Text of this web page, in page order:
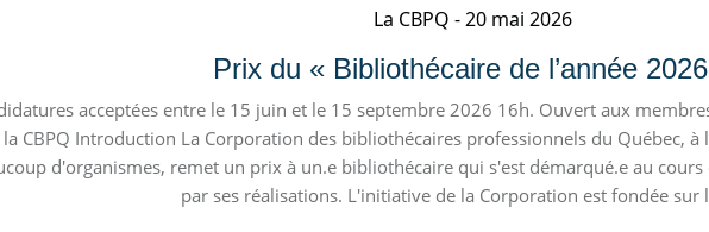
La CBPQ
20 mai 2026
Prix du « Bibliothécaire de l’année
acceptées entre le 15 juin et le 15 septembre 2026 16h. Ouvert aux
la CBPQ Introduction La Corporation des bibliothécaires professionnels du Québec, à
d'organismes, remet un prix à un.e bibliothécaire qui s'est démarqué.e au cours
par ses réalisations. L'initiative de la Corporation est fondée sur